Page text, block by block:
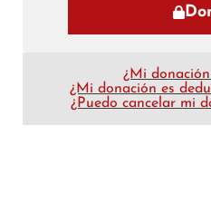
¿Mi
¿Mi donación es
¿Puedo cancelar mi